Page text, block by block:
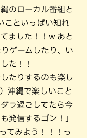
のローカル番組と
こといっぱい知れ
ました！！w あと
ゲームしたり、い
た！！
たりするのも楽し
沖縄で楽しいこと
ラ過ごしてたら今
発信するゴン！」
てみよう！！！っ